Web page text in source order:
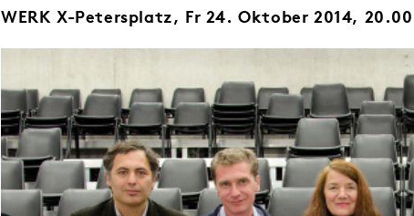
WERK X-Petersplatz, Fr 24. Oktober 2014,